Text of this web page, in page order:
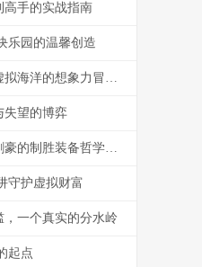
高手的实战指南
乐园的温馨创造
**和平精英怎么造蓝鲸，一场虚拟海洋的想象力冒险**
失望的博弈
王者荣耀亚索出装揭秘，疾风剑豪的制胜装备哲学，副标题，从核心到神装的全方位解析
守护虚拟财富
，一个真实的分水岭
起点